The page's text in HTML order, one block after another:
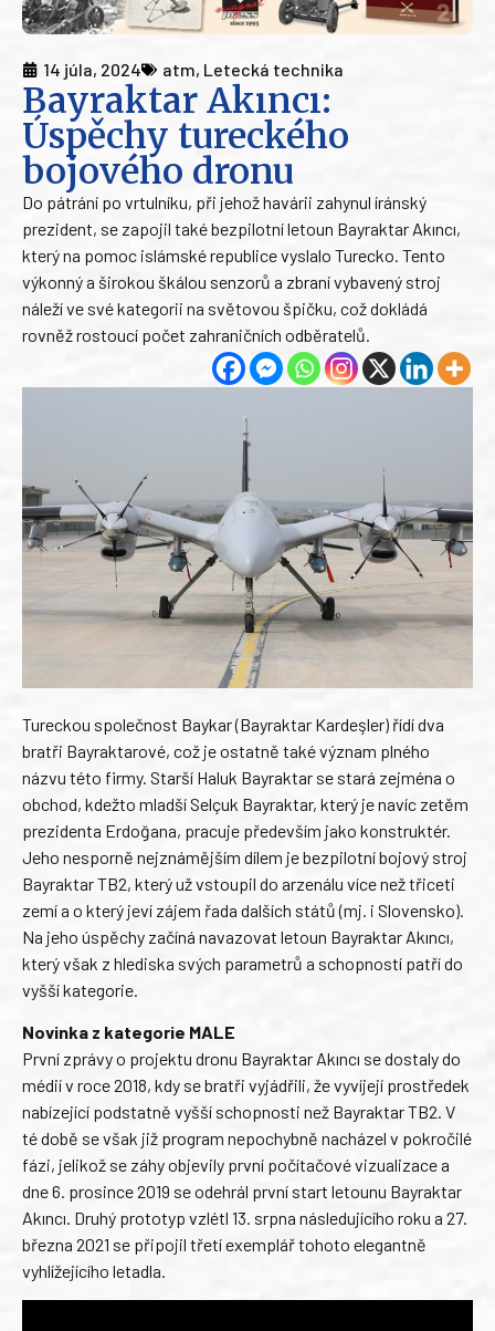
14 júla, 2024 atm, Letecká technika
Bayraktar Akıncı:
Úspěchy tureckého
bojového dronu
Do pátrání po vrtulníku, při jehož havárii zahynul íránský
prezident, se zapojil také bezpilotní letoun Bayraktar Akıncı,
který na pomoc islámské republice vyslalo Turecko. Tento
výkonný a širokou škálou senzorů a zbraní vybavený stroj
náleží ve své kategorii na světovou špičku, což dokládá
rovněž rostoucí počet zahraničních odběratelů.
Tureckou společnost Baykar (Bayraktar Kardeşler) řídí dva
bratři Bayraktarové, což je ostatně také význam plného
názvu této firmy. Starší Haluk Bayraktar se stará zejména o
obchod, kdežto mladší Selçuk Bayraktar, který je navíc zetěm
prezidenta Erdoğana, pracuje především jako konstruktér.
Jeho nesporně nejznámějším dílem je bezpilotní bojový stroj
Bayraktar TB2, který už vstoupil do arzenálu více než třiceti
zemí a o který jeví zájem řada dalších států (mj. i Slovensko).
Na jeho úspěchy začíná navazovat letoun Bayraktar Akıncı,
který však z hlediska svých parametrů a schopností patří do
vyšší kategorie.
Novinka z kategorie MALE
První zprávy o projektu dronu Bayraktar Akıncı se dostaly do
médií v roce 2018, kdy se bratři vyjádřili, že vyvíjejí prostředek
nabízející podstatně vyšší schopnosti než Bayraktar TB2. V
té době se však již program nepochybně nacházel v pokročilé
fázi, jelikož se záhy objevily první počítačové vizualizace a
dne 6. prosince 2019 se odehrál první start letounu Bayraktar
Akıncı. Druhý prototyp vzlétl 13. srpna následujícího roku a 27.
března 2021 se připojil třetí exemplář tohoto elegantně
vyhlížejícího letadla.